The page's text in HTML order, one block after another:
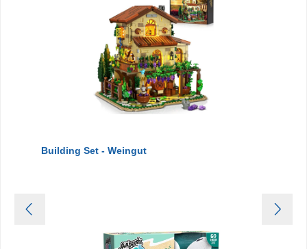
Building Set - Weingut